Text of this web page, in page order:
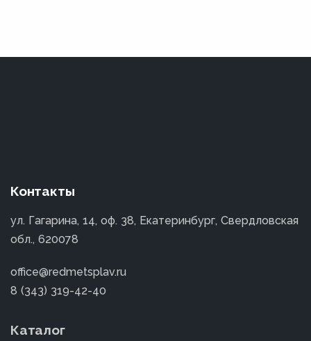
Контакты
ул. Гагарина, 14, оф. 38, Екатеринбург, Свердловская
обл., 620078
office@redmetsplav.ru
8 (343) 319-42-40
Каталог